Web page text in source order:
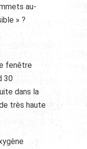
au-
» ?
fenêtre
30
dans la
très haute